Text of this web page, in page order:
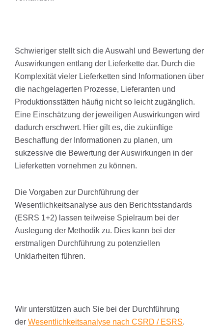
Schwieriger stellt sich die Auswahl und Bewertung der
Auswirkungen entlang der Lieferkette dar. Durch die
Komplexität vieler Lieferketten sind Informationen über
die nachgelagerten Prozesse, Lieferanten und
Produktionsstätten häufig nicht so leicht zugänglich.
Eine Einschätzung der jeweiligen Auswirkungen wird
dadurch erschwert. Hier gilt es, die zukünftige
Beschaffung der Informationen zu planen, um
sukzessive die Bewertung der Auswirkungen in der
Lieferketten vornehmen zu können.
Die Vorgaben zur Durchführung der
Wesentlichkeitsanalyse aus den Berichtsstandards
(ESRS 1+2) lassen teilweise Spielraum bei der
Auslegung der Methodik zu. Dies kann bei der
erstmaligen Durchführung zu potenziellen
Unklarheiten führen.
Wir unterstützen auch Sie bei der Durchführung
der Wesentlichkeitsanalyse nach CSRD / ESRS.